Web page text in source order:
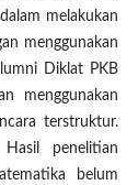
melakukan
menggunakan
Diklat PKB
menggunakan
terstruktur.
penelitian
belum